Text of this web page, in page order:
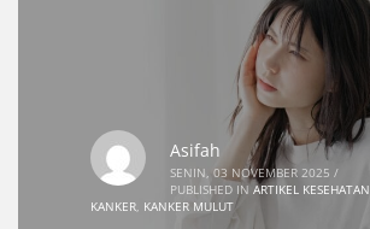
Asifah
SENIN, 03 NOVEMBER 2025 /
PUBLISHED IN ARTIKEL KESEHATAN
KANKER, KANKER MULUT